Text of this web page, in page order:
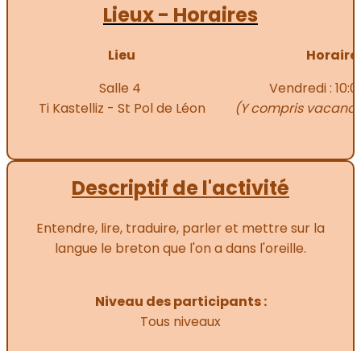
Lieux - Horaires
Lieu
Salle 4
Ti Kastelliz - St Pol de Léon
Vendredi :
(Y compris
Descriptif de l'activité
Entendre, lire, traduire, parler et mettre sur la
langue le breton que l'on a dans l'oreille.
Niveau des participants :
Tous niveaux